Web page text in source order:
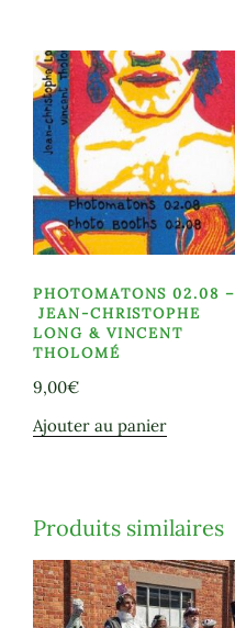
PHOTOMATONS 02.08 –
JEAN-CHRISTOPHE
LONG & VINCENT
THOLOMÉ
9,00€
Ajouter au panier
Produits similaires